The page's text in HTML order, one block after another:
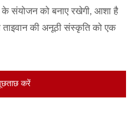
संयोजन को बनाए रखेगी, आशा है
ताइवान की अनूठी संस्कृति को एक
करें